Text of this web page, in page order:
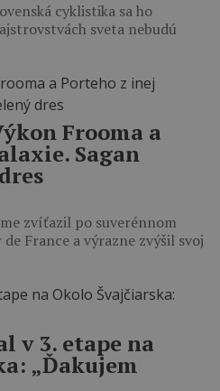
cyklistika sa ho
sveta nebudú
Frooma a
Sagan
zvíťazil po suverénnom
France a výrazne zvýšil svoj
v 3. etape na
„Ďakujem